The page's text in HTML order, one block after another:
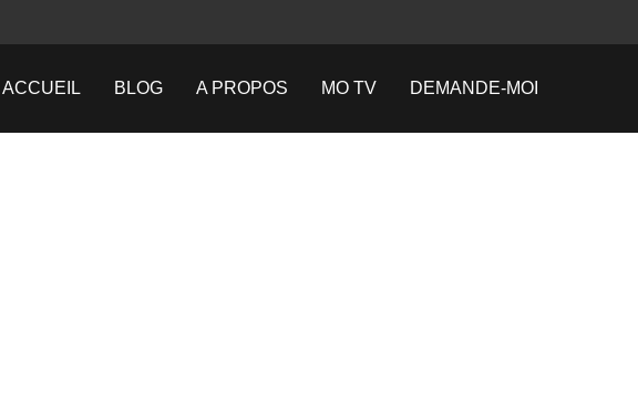
ACCUEIL BLOG A PROPOS MO TV DEMANDE-MOI